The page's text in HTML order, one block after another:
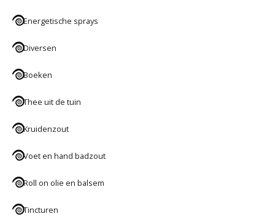
Energetische sprays
Diversen
Boeken
Thee uit de tuin
Kruidenzout
Voet en hand badzout
Roll on olie en balsem
Tincturen